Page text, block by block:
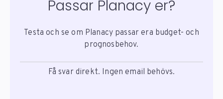
Passar Planacy er?
Testa och se om Planacy passar era budget- och
prognosbehov.
Få svar direkt. Ingen email behövs.